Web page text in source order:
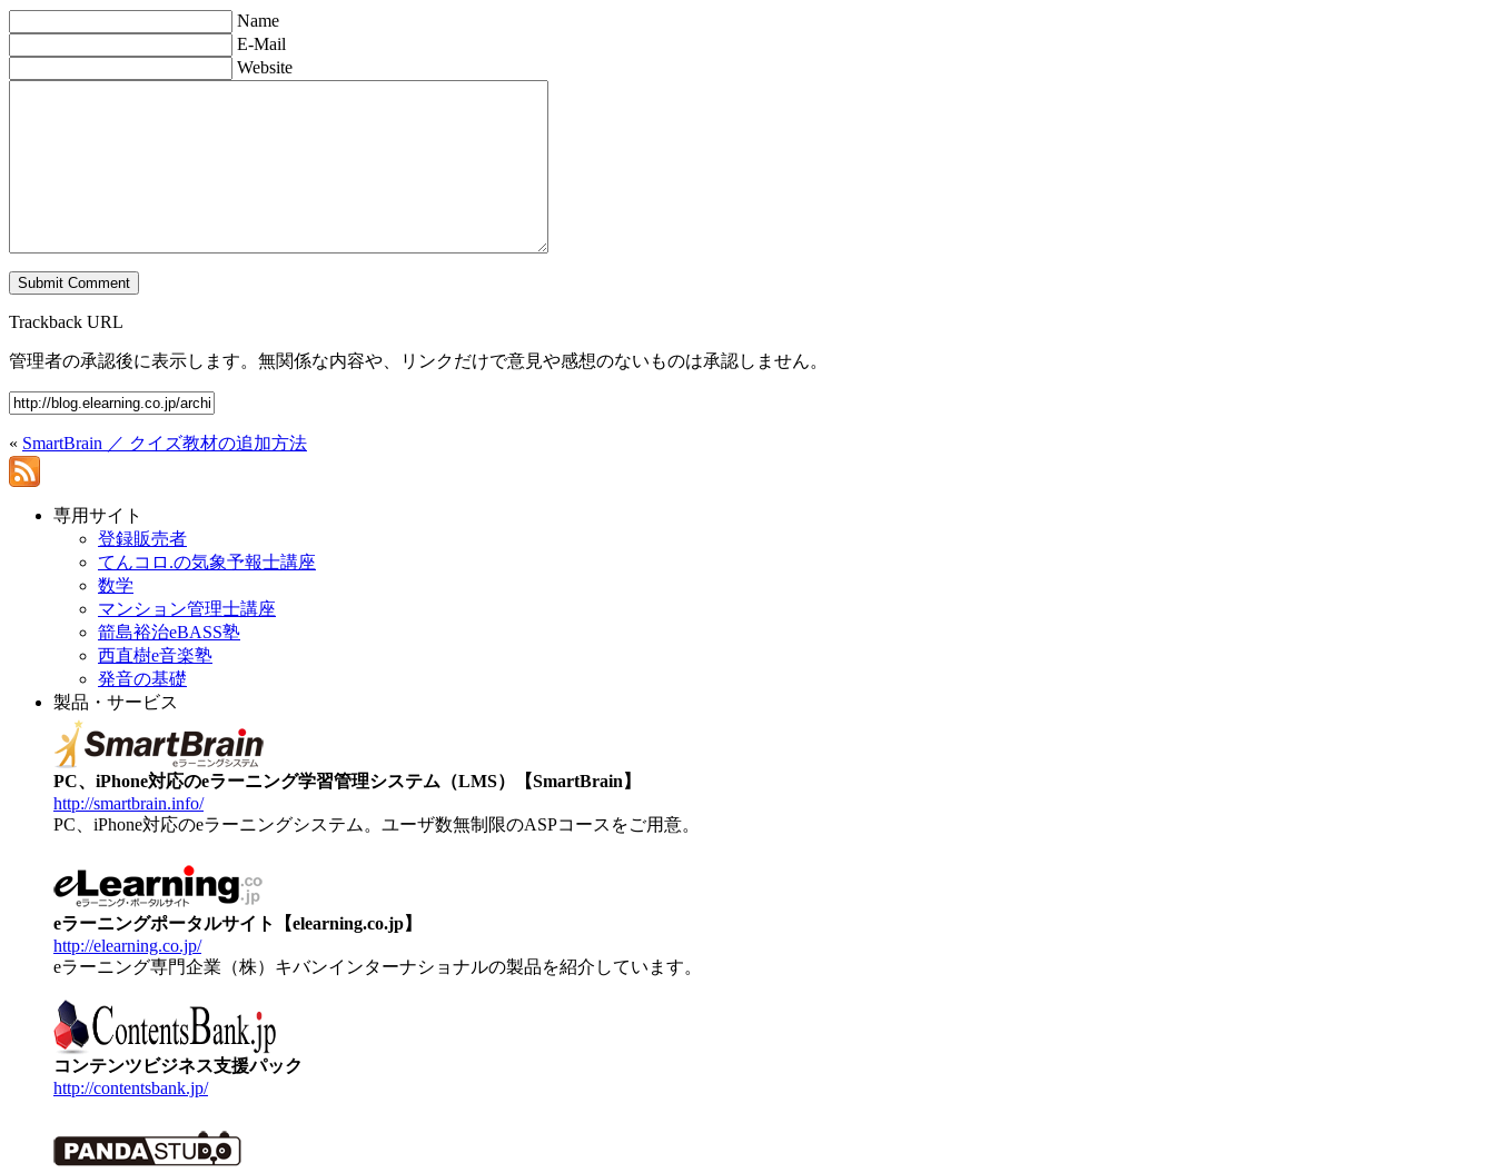
Name
E-Mail
Website
Trackback URL
管理者の承認後に表示します。無関係な内容や、リンクだけで意見や感想のないものは承認しません。
« SmartBrain ／ クイズ教材の追加方法
専用サイト
登録販売者
てんコロ.の気象予報士講座
数学
マンション管理士講座
箭島裕治eBASS塾
西直樹e音楽塾
発音の基礎
製品・サービス
PC、iPhone対応のeラーニング学習管理システム（LMS）【SmartBrain】
http://smartbrain.info/
PC、iPhone対応のeラーニングシステム。ユーザ数無制限のASPコースをご用意。
eラーニングポータルサイト【elearning.co.jp】
http://elearning.co.jp/
eラーニング専門企業（株）キバンインターナショナルの製品を紹介しています。
コンテンツビジネス支援パック
http://contentsbank.jp/